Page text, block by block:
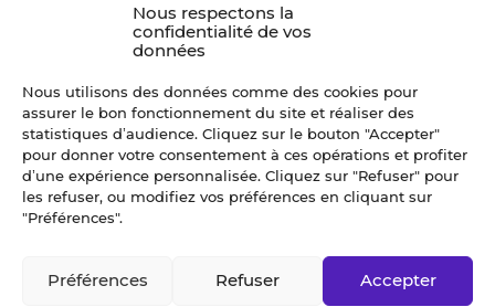
Nous respectons la
confidentialité de vos
données
Nous utilisons des données comme des cookies pour
assurer le bon fonctionnement du site et réaliser des
statistiques d’audience. Cliquez sur le bouton "Accepter"
pour donner votre consentement à ces opérations et profiter
d’une expérience personnalisée. Cliquez sur "Refuser" pour
les refuser, ou modifiez vos préférences en cliquant sur
"Préférences".
Accepter
Refuser
Préférences
Vannes Est
36 000 €*
*TVA en sus, taux en vigueur
Ajouter
supprimer